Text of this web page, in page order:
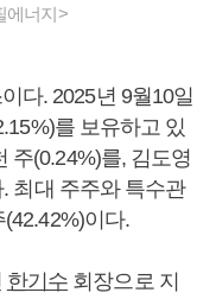
에너지>
다. 2025년 9월10일
를 보유하고 있
주(0.24%)를, 김도영
최대 주주와 특수관
이다.
한기수 회장으로 지